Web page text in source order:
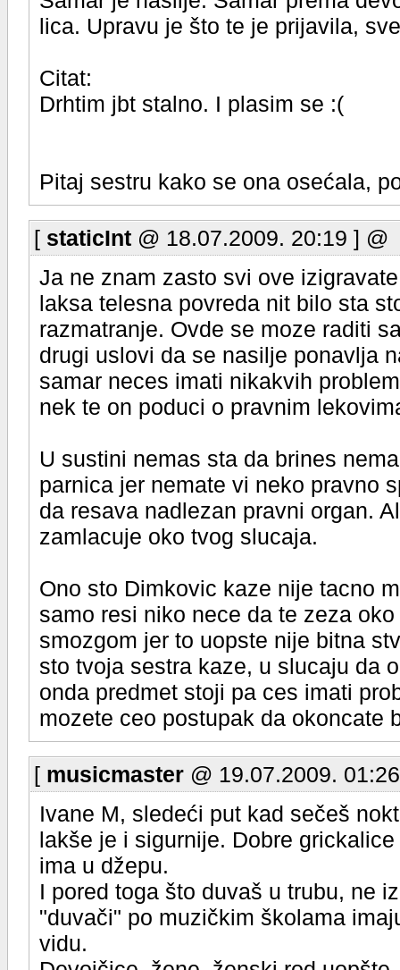
lica. Upravu je što te je prijavila,
Citat:
Drhtim jbt stalno. I plasim se :(
Pitaj sestru kako se ona osećala,
[ staticInt @ 18.07.2009. 20:19 ] @
Ja ne znam zasto svi ove
laksa telesna povreda nit bilo sta
razmatranje. Ovde se moze raditi
drugi uslovi da se nasilje ponavlja
samar neces imati nikakvih
nek te on poduci o pravnim
U sustini nemas sta da brines
parnica jer nemate vi neko pravno
da resava nadlezan pravni organ.
zamlacuje oko tvog slucaja.
Ono sto Dimkovic kaze nije tacno
samo resi niko nece da te zeza
smozgom jer to uopste nije bitna
sto tvoja sestra kaze, u slucaju da
onda predmet stoji pa ces imati
mozete ceo postupak da okoncate
[ musicmaster @ 19.07.2009.
Ivane M, sledeći put kad sečeš
lakše je i sigurnije. Dobre
ima u džepu.
I pored toga što duvaš u trubu, ne
"duvači" po muzičkim školama
vidu.